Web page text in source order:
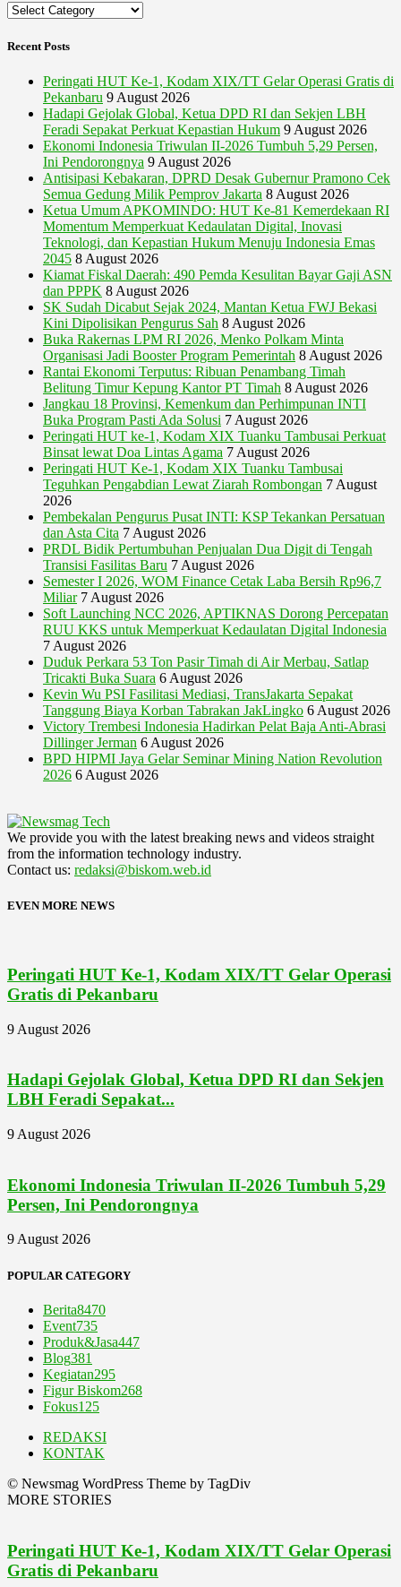
Categories
Recent Posts
Peringati HUT Ke-1, Kodam XIX/TT Gelar Operasi Gratis di
Pekanbaru 9 August 2026
Hadapi Gejolak Global, Ketua DPD RI dan Sekjen LBH
Feradi Sepakat Perkuat Kepastian Hukum 9 August 2026
Ekonomi Indonesia Triwulan II-2026 Tumbuh 5,29 Persen,
Ini Pendorongnya 9 August 2026
Antisipasi Kebakaran, DPRD Desak Gubernur Pramono Cek
Semua Gedung Milik Pemprov Jakarta 8 August 2026
Ketua Umum APKOMINDO: HUT Ke-81 Kemerdekaan RI
Momentum Memperkuat Kedaulatan Digital, Inovasi
Teknologi, dan Kepastian Hukum Menuju Indonesia Emas
2045 8 August 2026
Kiamat Fiskal Daerah: 490 Pemda Kesulitan Bayar Gaji ASN
dan PPPK 8 August 2026
SK Sudah Dicabut Sejak 2024, Mantan Ketua FWJ Bekasi
Kini Dipolisikan Pengurus Sah 8 August 2026
Buka Rakernas LPM RI 2026, Menko Polkam Minta
Organisasi Jadi Booster Program Pemerintah 8 August 2026
Rantai Ekonomi Terputus: Ribuan Penambang Timah
Belitung Timur Kepung Kantor PT Timah 8 August 2026
Jangkau 18 Provinsi, Kemenkum dan Perhimpunan INTI
Buka Program Pasti Ada Solusi 7 August 2026
Peringati HUT ke-1, Kodam XIX Tuanku Tambusai Perkuat
Binsat lewat Doa Lintas Agama 7 August 2026
Peringati HUT Ke-1, Kodam XIX Tuanku Tambusai
Teguhkan Pengabdian Lewat Ziarah Rombongan 7 August
2026
Pembekalan Pengurus Pusat INTI: KSP Tekankan Persatuan
dan Asta Cita 7 August 2026
PRDL Bidik Pertumbuhan Penjualan Dua Digit di Tengah
Transisi Fasilitas Baru 7 August 2026
Semester I 2026, WOM Finance Cetak Laba Bersih Rp96,7
Miliar 7 August 2026
Soft Launching NCC 2026, APTIKNAS Dorong Percepatan
RUU KKS untuk Memperkuat Kedaulatan Digital Indonesia
7 August 2026
Duduk Perkara 53 Ton Pasir Timah di Air Merbau, Satlap
Tricakti Buka Suara 6 August 2026
Kevin Wu PSI Fasilitasi Mediasi, TransJakarta Sepakat
Tanggung Biaya Korban Tabrakan JakLingko 6 August 2026
Victory Trembesi Indonesia Hadirkan Pelat Baja Anti-Abrasi
Dillinger Jerman 6 August 2026
BPD HIPMI Jaya Gelar Seminar Mining Nation Revolution
2026 6 August 2026
We provide you with the latest breaking news and videos straight
from the information technology industry.
Contact us: redaksi@biskom.web.id
EVEN MORE NEWS
Peringati HUT Ke-1, Kodam XIX/TT Gelar Operasi
Gratis di Pekanbaru
9 August 2026
Hadapi Gejolak Global, Ketua DPD RI dan Sekjen
LBH Feradi Sepakat...
9 August 2026
Ekonomi Indonesia Triwulan II-2026 Tumbuh 5,29
Persen, Ini Pendorongnya
9 August 2026
POPULAR CATEGORY
Berita8470
Event735
Produk&Jasa447
Blog381
Kegiatan295
Figur Biskom268
Fokus125
REDAKSI
KONTAK
© Newsmag WordPress Theme by TagDiv
MORE STORIES
Peringati HUT Ke-1, Kodam XIX/TT Gelar Operasi
Gratis di Pekanbaru